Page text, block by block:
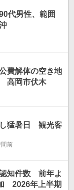
代男性、範囲
費解体の空き地
高岡市伏木
猛暑日 観光客
前
知件数 前年よ
2026年上半期